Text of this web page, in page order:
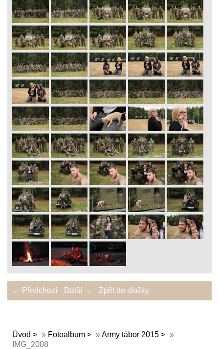
← Předchozí Další → Zpět do složky
Úvod » Fotoalbum »Army tábor 2015
»
IMG_2008